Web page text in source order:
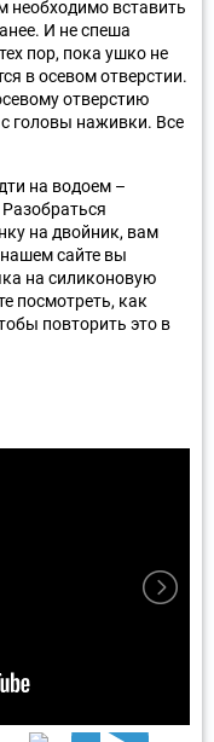
необходимо вставить
И не спеша
пор, пока ушко не
в осевом отверстии.
отверстию
головы наживки. Все
на водоем –
на двойник, вам
сайте вы
на силиконовую
посмотреть, как
повторить это в